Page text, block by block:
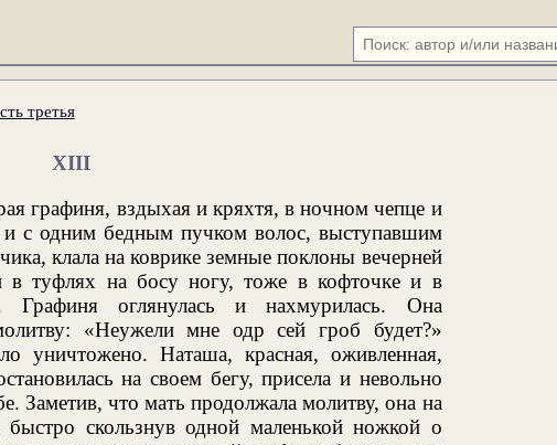
третья
XIII
графиня, вздыхая и кряхтя, в ночном чепце и
и с одним бедным пучком волос, выступавшим
клала на коврике земные поклоны вечерней
в туфлях на босу ногу, тоже в кофточке и в
Графиня оглянулась и нахмурилась. Она
«Неужели мне одр сей гроб будет?»
уничтожено. Наташа, красная, оживленная,
на своем бегу, присела и невольно
Заметив, что мать продолжала молитву, она на
скользнув одной маленькой ножкой о